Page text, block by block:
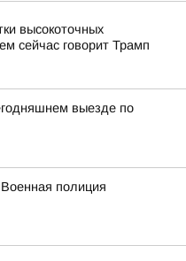
высокоточных
сейчас говорит Трамп
выезде по
полиция